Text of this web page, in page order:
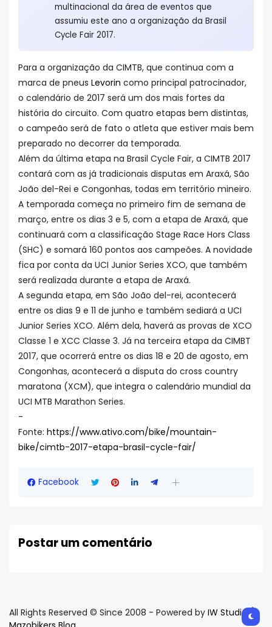
multinacional da área de eventos que
assumiu este ano a organização da Brasil
Cycle Fair 2017.
Para a organização da CIMTB, que continua com a
marca de pneus Levorin como principal patrocinador,
o calendário de 2017 será um dos mais fortes da
história do circuito. Com quatro etapas bem distintas,
o campeão será de fato o atleta que estiver mais bem
preparado no decorrer da temporada.
Além da última etapa na Brasil Cycle Fair, a CIMTB 2017
contará com as já tradicionais disputas em Araxá, São
João del-Rei e Congonhas, todas em território mineiro.
A temporada começa no primeiro fim de semana de
março, entre os dias 3 e 5, com a etapa de Araxá, que
continuará com a classificação Stage Race Hors Class
(SHC) e somará 160 pontos aos campeões. A novidade
fica por conta da UCI Junior Series XCO, que também
será realizada durante a etapa de Araxá.
A segunda etapa, em São João del-rei, acontecerá
entre os dias 9 e 11 de junho e também sediará a UCI
Junior Series XCO. Além dela, haverá as provas de XCO
Classe 1 e XCC Classe 3. Já na terceira etapa da CIMBT
2017, que ocorrerá entre os dias 18 e 20 de agosto, em
Congonhas, acontecerá a disputa do cross country
maratona (XCM), que integra o calendário mundial da
UCI MTB Marathon Series.
-
Fonte: https://www.ativo.com/bike/mountain-
bike/cimtb-2017-etapa-brasil-cycle-fair/
Facebook
Postar um comentário
All Rights Reserved © Since 2008 - Powered by IW Studio /